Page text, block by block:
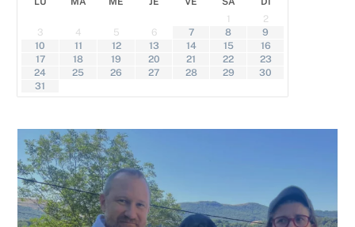
1
2
3
4 5 6 7 8
9
10
11 12 13 14 15
16
17
18 19 20 21 22
23
24
25 26 27 28 29
30
31